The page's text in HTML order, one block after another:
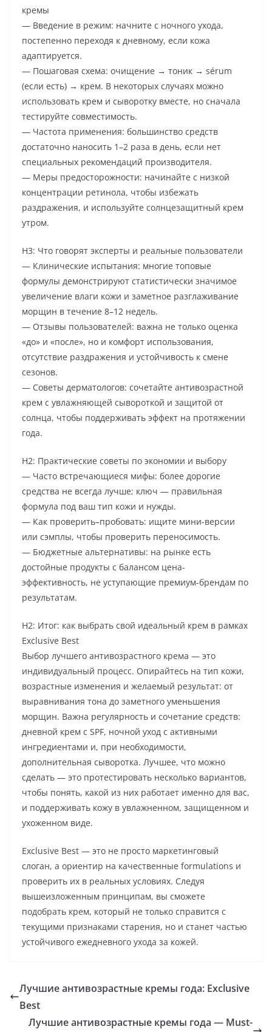
кремы
— Введение в режим: начните с ночного ухода,
постепенно переходя к дневному, если кожа
адаптируется.
— Пошаговая схема: очищение → тоник → sérum
(если есть) → крем. В некоторых случаях можно
использовать крем и сыворотку вместе, но сначала
тестируйте совместимость.
— Частота применения: большинство средств
достаточно наносить 1–2 раза в день, если нет
специальных рекомендаций производителя.
— Меры предосторожности: начинайте с низкой
концентрации ретинола, чтобы избежать
раздражения, и используйте солнцезащитный крем
утром.
H3: Что говорят эксперты и реальные пользователи
— Клинические испытания: многие топовые
формулы демонстрируют статистически значимое
увеличение влаги кожи и заметное разглаживание
морщин в течение 8–12 недель.
— Отзывы пользователей: важна не только оценка
«до» и «после», но и комфорт использования,
отсутствие раздражения и устойчивость к смене
сезонов.
— Советы дерматологов: сочетайте антивозрастной
крем с увлажняющей сывороткой и защитой от
солнца, чтобы поддерживать эффект на протяжении
года.
H2: Практические советы по экономии и выбору
— Часто встречающиеся мифы: более дорогие
средства не всегда лучше; ключ — правильная
формула под ваш тип кожи и нужды.
— Как проверить–пробовать: ищите мини-версии
или сэмплы, чтобы проверить переносимость.
— Бюджетные альтернативы: на рынке есть
достойные продукты с балансом цена-
эффективность, не уступающие премиум-брендам по
результатам.
H2: Итог: как выбрать свой идеальный крем в рамках
Exclusive Best
Выбор лучшего антивозрастного крема — это
индивидуальный процесс. Опирайтесь на тип кожи,
возрастные изменения и желаемый результат: от
выравнивания тона до заметного уменьшения
морщин. Важна регулярность и сочетание средств:
дневной крем с SPF, ночной уход с активными
ингредиентами и, при необходимости,
дополнительная сыворотка. Лучшее, что можно
сделать — это протестировать несколько вариантов,
чтобы понять, какой из них работает именно для вас,
и поддерживать кожу в увлажненном, защищенном и
ухоженном виде.
Exclusive Best — это не просто маркетинговый
слоган, а ориентир на качественные formulations и
проверить их в реальных условиях. Следуя
вышеизложенным принципам, вы сможете
подобрать крем, который не только справится с
текущими признаками старения, но и станет частью
устойчивого ежедневного ухода за кожей.
Лучшие антивозрастные кремы года: Exclusive
Best
Лучшие антивозрастные кремы года — Must-